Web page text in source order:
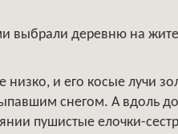
выбрали деревню на
низко, и его косые лучи
снегом. А вдоль
пушистые елочки-